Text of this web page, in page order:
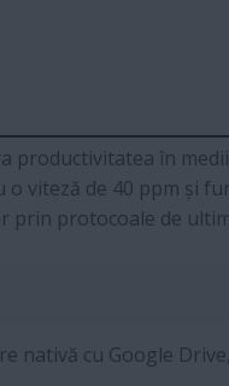
productivitatea în
viteză de 40 ppm și
prin protocoale de
nativă cu Google